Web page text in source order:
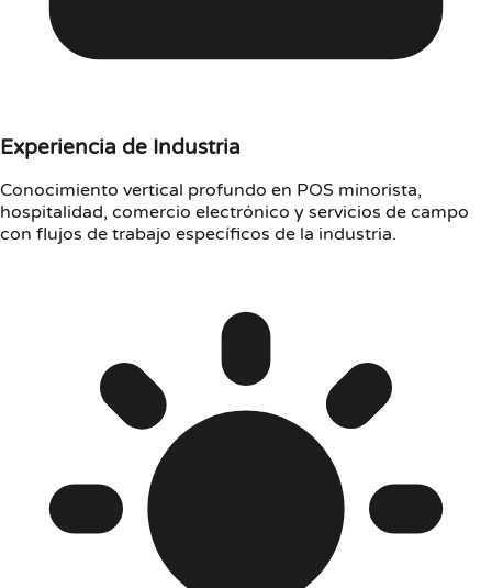
Experiencia de Industria
Conocimiento vertical profundo en POS minorista,
hospitalidad, comercio electrónico y servicios de campo
con flujos de trabajo específicos de la industria.